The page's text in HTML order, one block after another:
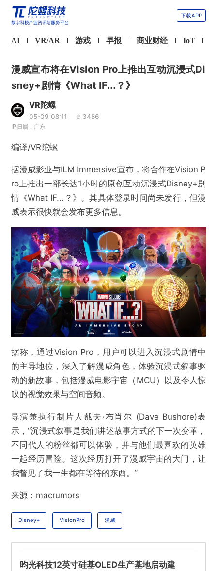
下载APP
AI VR/AR 游戏 早报 商业财经 IoT
@VR陀螺
漫威宣布将在Vision Pro上推出互动沉浸式Di
sney+剧情《What IF...？》
VR陀螺
05-09 08:11 3486
IP归属：广东
编译/VR陀螺
据漫威影业与ILM Immersive宣布，将合作在Vision P
ro上推出一部长达1小时的原创互动沉浸式Disney+剧
情《What IF...？》。其具体登录时间尚未发行，但漫
威表示很快就会发布更多信息。
据称，通过Vision Pro，用户可以进入沉浸式剧情中
的主导地位，深入了解漫威角色，体验沉浸式叙事驱
动的新故事，包括漫威电影宇宙（MCU）以及令人惊
叹的视觉效果与空间音频。
导演兼执行制片人戴夫·布肖尔 (Dave Bushore)表
示，“沉浸式叙事是我们讲述故事方式的下一次变革，
不同代人的粉丝都可以体验，并与他们最喜欢的英雄
一起经历冒险。这次经历打开了漫威宇宙的大门，让
我瞥见了我一生都在等待的东西。”
来源：macrumors
Disney+ VisionPro 漫威
昀光科技12英寸硅基OLED生产基地启动建